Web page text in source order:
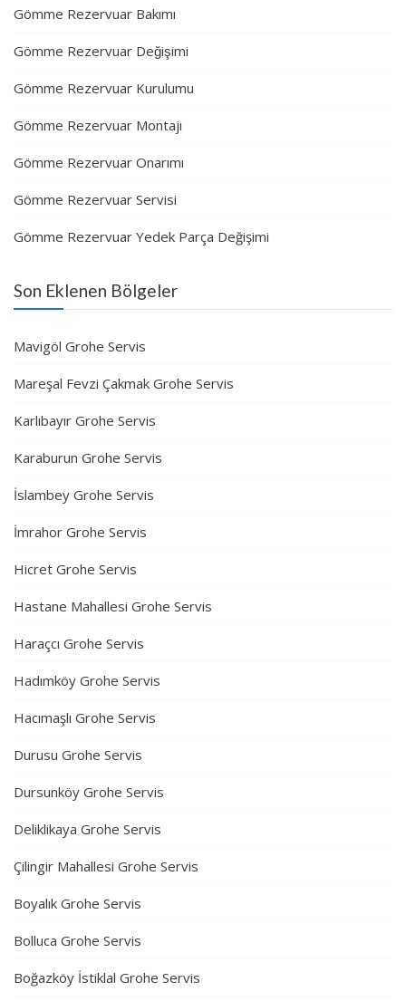
Gömme Rezervuar Bakımı
Gömme Rezervuar Değişimi
Gömme Rezervuar Kurulumu
Gömme Rezervuar Montajı
Gömme Rezervuar Onarımı
Gömme Rezervuar Servisi
Gömme Rezervuar Yedek Parça Değişimi
Son Eklenen Bölgeler
Mavigöl Grohe Servis
Mareşal Fevzi Çakmak Grohe Servis
Karlıbayır Grohe Servis
Karaburun Grohe Servis
İslambey Grohe Servis
İmrahor Grohe Servis
Hicret Grohe Servis
Hastane Mahallesi Grohe Servis
Haraçcı Grohe Servis
Hadımköy Grohe Servis
Hacımaşlı Grohe Servis
Durusu Grohe Servis
Dursunköy Grohe Servis
Deliklikaya Grohe Servis
Çilingir Mahallesi Grohe Servis
Boyalık Grohe Servis
Bolluca Grohe Servis
Boğazköy İstiklal Grohe Servis